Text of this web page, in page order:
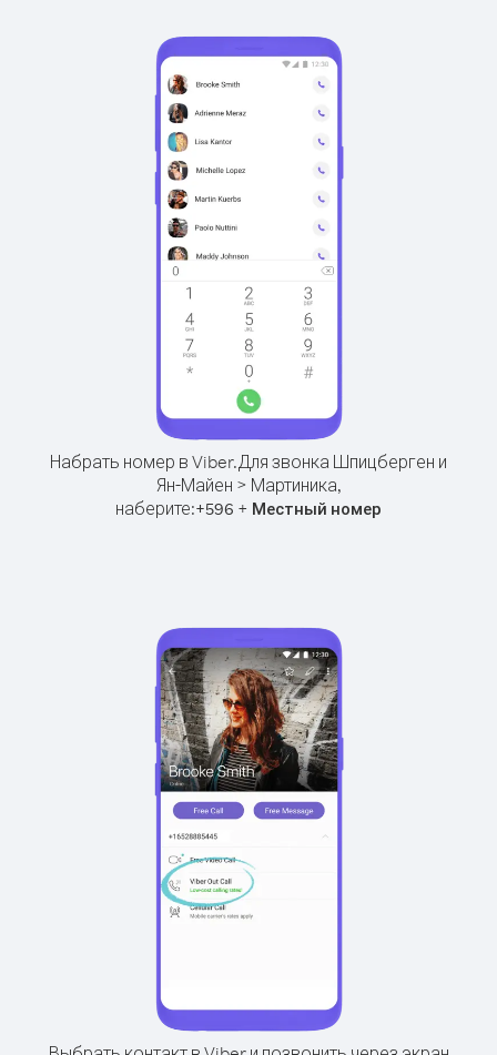
Набрать номер в Viber.Для звонка Шпицберген и
Ян-Майен > Мартиника,
наберите:+596 + Местный номер